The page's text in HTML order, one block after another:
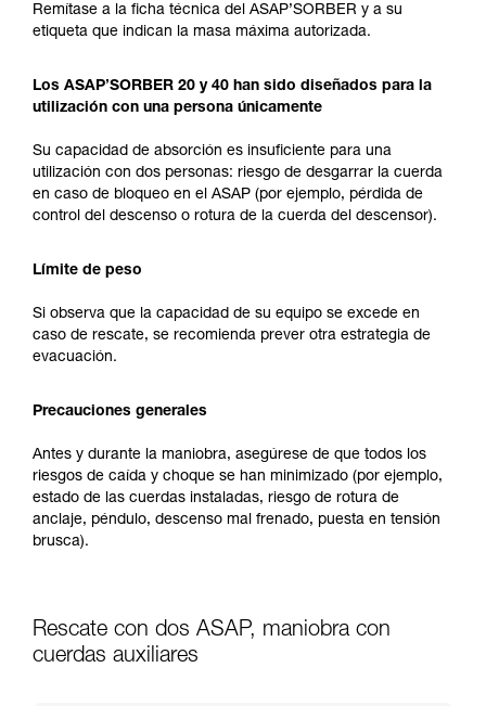
Remítase a la ficha técnica del ASAP’SORBER y a su
etiqueta que indican la masa máxima autorizada.
Los ASAP’SORBER 20 y 40 han sido diseñados para la
utilización con una persona únicamente
Su capacidad de absorción es insuficiente para una
utilización con dos personas: riesgo de desgarrar la cuerda
en caso de bloqueo en el ASAP (por ejemplo, pérdida de
control del descenso o rotura de la cuerda del descensor).
Límite de peso
Si observa que la capacidad de su equipo se excede en
caso de rescate, se recomienda prever otra estrategia de
evacuación.
Precauciones generales
Antes y durante la maniobra, asegúrese de que todos los
riesgos de caída y choque se han minimizado (por ejemplo,
estado de las cuerdas instaladas, riesgo de rotura de
anclaje, péndulo, descenso mal frenado, puesta en tensión
brusca).
Rescate con dos ASAP, maniobra con
cuerdas auxiliares